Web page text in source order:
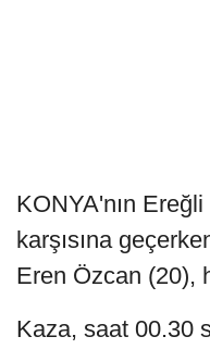
KONYA'nın
karşısına
Eren Özcan (20),
Kaza, saat 00.30